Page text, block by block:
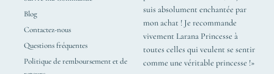
Blog
Contactez-nous
Questions fréquentes
Politique de remboursement et de
suis absolument enchantée par
mon achat ! Je recommande
vivement Larana Princesse à
toutes celles qui veulent se sentir
comme une véritable princesse !»